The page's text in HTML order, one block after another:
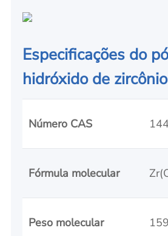
Especificações do
hidróxido de zircônio
Número CAS
Fórmula molecular
Peso molecular